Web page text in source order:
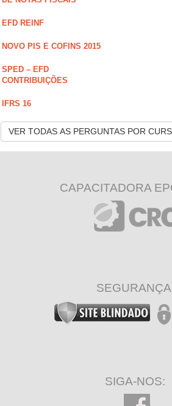
EFD REINF
NOVO PIS E COFINS 2015
SPED – EFD
CONTRIBUIÇÕES
IFRS 16
VER TODAS AS PERGUNTAS POR
CAPACITADORA
SIGA-NOS: